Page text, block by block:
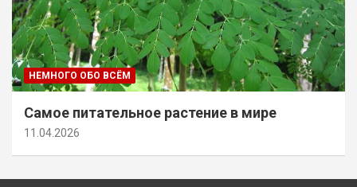
НЕМНОГО ОБО ВСЁМ
Самое питательное растение в мире
11.04.2026